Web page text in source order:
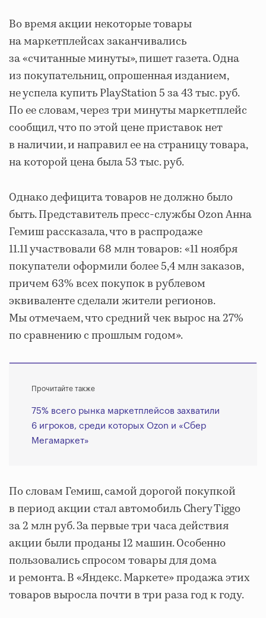
Во время акции некоторые товары
на маркетплейсах заканчивались
за «считанные минуты», пишет газета. Одна
из покупательниц, опрошенная изданием,
не успела купить PlayStation 5 за 43 тыс. руб.
По ее словам, через три минуты маркетплейс
сообщил, что по этой цене приставок нет
в наличии, и направил ее на страницу товара,
на которой цена была 53 тыс. руб.
Однако дефицита товаров не должно было
быть. Представитель пресс-службы Ozon Анна
Гемиш рассказала, что в распродаже
11.11 участвовали 68 млн товаров: «11 ноября
покупатели оформили более 5,4 млн заказов,
причем 63% всех покупок в рублевом
эквиваленте сделали жители регионов.
Мы отмечаем, что средний чек вырос на 27%
по сравнению с прошлым годом».
Прочитайте также
75% всего рынка маркетплейсов захватили
6 игроков, среди которых Ozon и «Сбер
Мегамаркет»
По словам Гемиш, самой дорогой покупкой
в период акции стал автомобиль Chery Tiggo
за 2 млн руб. За первые три часа действия
акции были проданы 12 машин. Особенно
пользовались спросом товары для дома
и ремонта. В «Яндекс. Маркете» продажа этих
товаров выросла почти в три раза год к году.